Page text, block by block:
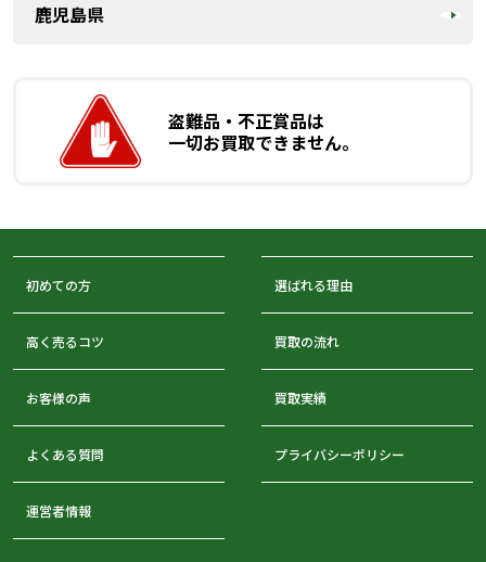
鹿児島県
盗難品・不正賞品は
一切お買取できません。
初めての方 選ばれる理由
高く売るコツ 買取の流れ
お客様の声 買取実績
よくある質問 プライバシーポリシー
運営者情報